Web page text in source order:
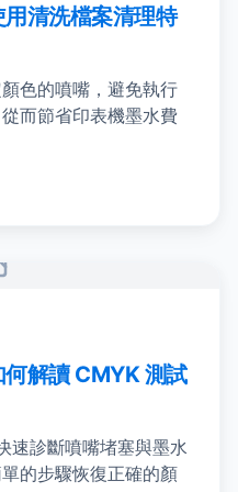
清洗檔案清理特
色的噴嘴，避免執行
而節省印表機墨水費
解讀 CMYK 測試
速診斷噴嘴堵塞與墨水
的步驟恢復正確的顏